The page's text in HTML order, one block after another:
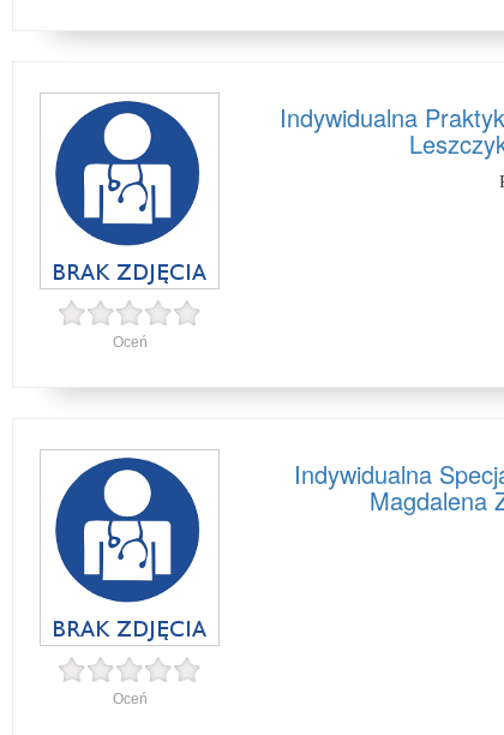
Oceń
Indywidualna
Oceń
Indywidualna
Magdalena